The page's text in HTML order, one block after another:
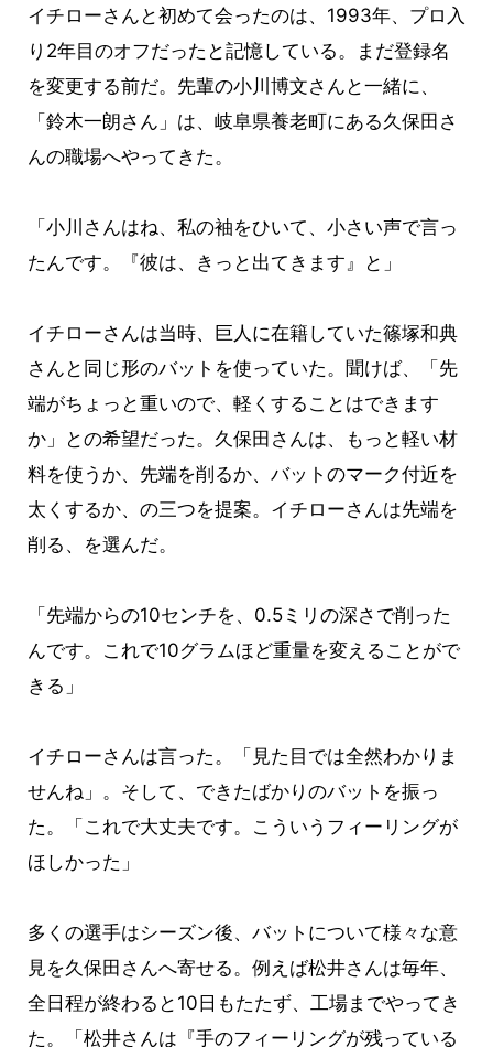
イチローさんと初めて会ったのは、1993年、プロ入
り2年目のオフだったと記憶している。まだ登録名
を変更する前だ。先輩の小川博文さんと一緒に、
「鈴木一朗さん」は、岐阜県養老町にある久保田さ
んの職場へやってきた。
「小川さんはね、私の袖をひいて、小さい声で言っ
たんです。『彼は、きっと出てきます』と」
イチローさんは当時、巨人に在籍していた篠塚和典
さんと同じ形のバットを使っていた。聞けば、「先
端がちょっと重いので、軽くすることはできます
か」との希望だった。久保田さんは、もっと軽い材
料を使うか、先端を削るか、バットのマーク付近を
太くするか、の三つを提案。イチローさんは先端を
削る、を選んだ。
「先端からの10センチを、0.5ミリの深さで削った
んです。これで10グラムほど重量を変えることがで
きる」
イチローさんは言った。「見た目では全然わかりま
せんね」。そして、できたばかりのバットを振っ
た。「これで大丈夫です。こういうフィーリングが
ほしかった」
多くの選手はシーズン後、バットについて様々な意
見を久保田さんへ寄せる。例えば松井さんは毎年、
全日程が終わると10日もたたず、工場までやってき
た。「松井さんは『手のフィーリングが残っている